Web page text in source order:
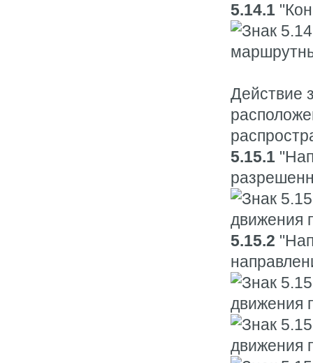
5.14.1
Действие
5.15.1
5.15.2